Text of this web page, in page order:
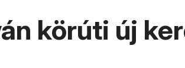
körúti új